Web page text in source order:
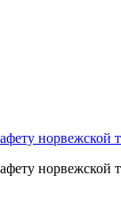
норвежской
норвежской